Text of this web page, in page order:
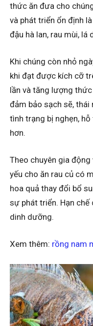
thức ăn đưa cho
và phát triển ổn định
đậu hà lan, rau mùi, lá
Khi chúng còn nhỏ
khi đạt được kích cỡ
lần và tăng lượng
đảm bảo sạch sẽ, thái
tình trạng bị nghẹn,
hơn.
Theo chuyên gia
yếu cho ăn rau củ có
hoa quả thay đổi bổ
sự phát triển. Hạn chế
dinh dưỡng.
Xem thêm: rồng nam